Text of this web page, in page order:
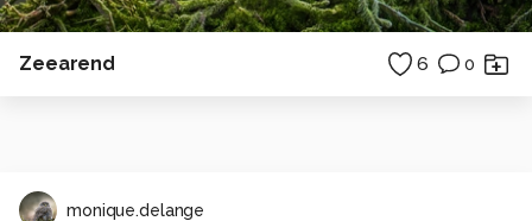
Zeearend 6 0
monique.delange